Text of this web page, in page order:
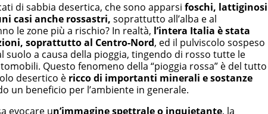
di sabbia desertica, che sono apparsi foschi, lattiginosi
casi anche rossastri, soprattutto all’alba e al
le zone più a rischio? In realtà, l’intera Italia è stata
soprattutto al Centro-Nord, ed il pulviscolo sospeso
suolo a causa della pioggia, tingendo di rosso tutte le
Questo fenomeno della “pioggia rossa” è del tutto
desertico è ricco di importanti minerali e sostanze
un beneficio per l’ambiente in generale.
evocare un’immagine spettrale o inquietante, la